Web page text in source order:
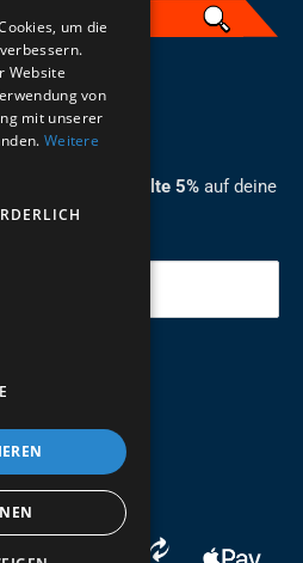
an und erhalte 5% auf deine
um die
Website
von
mit unserer
Weitere